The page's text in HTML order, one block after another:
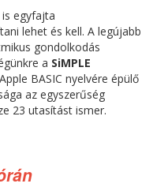
egyfajta
lehet és kell. A legújabb
gondolkodás
a SiMPLE
BASIC nyelvére épülő
az egyszerűség
23 utasítást ismer.